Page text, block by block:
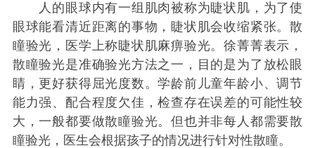
人的眼球内有一组肌肉被称为睫状肌，为了使
眼球能看清近距离的事物，睫状肌会收缩紧张。散
瞳验光，医学上称睫状肌麻痹验光。徐菁菁表示，
散瞳验光是准确验光方法之一，目的是为了放松眼
睛，更好获得屈光度数。学龄前儿童年龄小、调节
能力强、配合程度欠佳，检查存在误差的可能性较
大，一般都要做散瞳验光。但也并非每人都需要散
瞳验光，医生会根据孩子的情况进行针对性散瞳。